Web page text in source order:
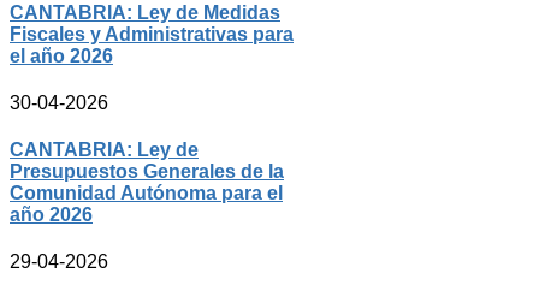
CANTABRIA: Ley de Medidas
Fiscales y Administrativas para
el año 2026
30-04-2026
CANTABRIA: Ley de
Presupuestos Generales de la
Comunidad Autónoma para el
año 2026
29-04-2026